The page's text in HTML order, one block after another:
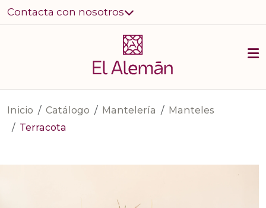
Contacta con nosotros
Inicio Catálogo Mantelería
Manteles
Terracota